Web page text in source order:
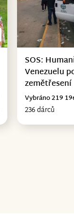
SOS:
Venezuelu
zemětřesení
236 dárců
Vybráno 219